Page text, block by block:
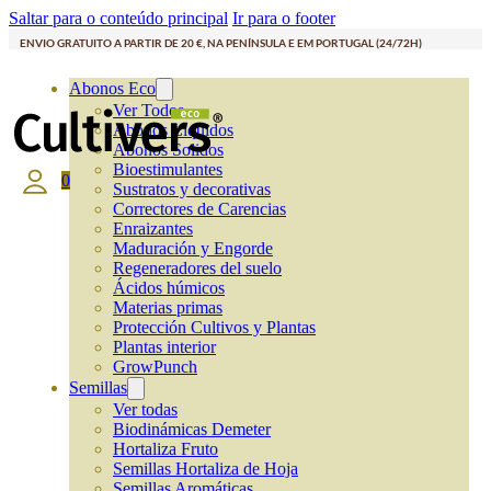
Saltar para o conteúdo principal Ir para o footer
ENVIO GRATUITO A PARTIR DE 20 €, NA PENÍNSULA E EM PORTUGAL (24/72H)
Abonos Eco
Ver Todos
Abonos Líquidos
Abonos Solidos
Bioestimulantes
Sustratos y decorativas
Correctores de Carencias
Enraizantes
Maduración y Engorde
Regeneradores del suelo
Ácidos húmicos
Materias primas
Protección Cultivos y Plantas
Plantas interior
GrowPunch
Semillas
Ver todas
Biodinámicas Demeter
Hortaliza Fruto
Semillas Hortaliza de Hoja
0